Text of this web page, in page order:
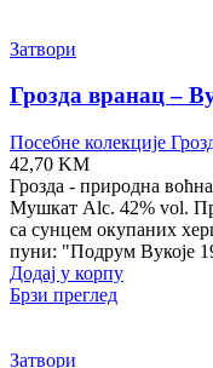
Затвори
Грозда вранац –
Посебне колекције
42,70 KM
Грозда - природна
Мушкат Alc. 42% vol.
са сунцем окупаних
пуни: "Подрум Вукоје
Додај у корпу
Брзи преглед
Затвори